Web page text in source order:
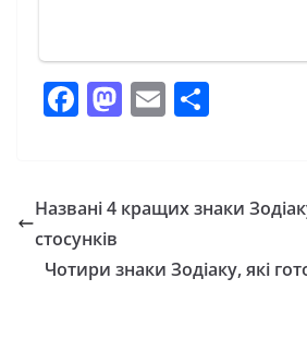
F
e
b
o
M
o
o
E
l л
т
Названі 4 кращих знаки
стосунків
Чотири знаки Зодіаку, які